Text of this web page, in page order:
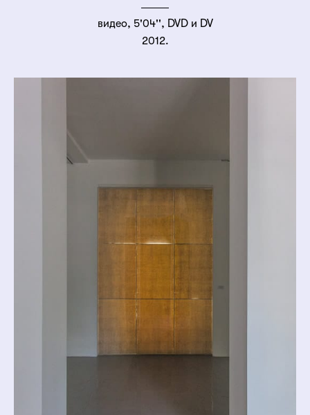
видео, 5'04'', DVD и DV
2012.